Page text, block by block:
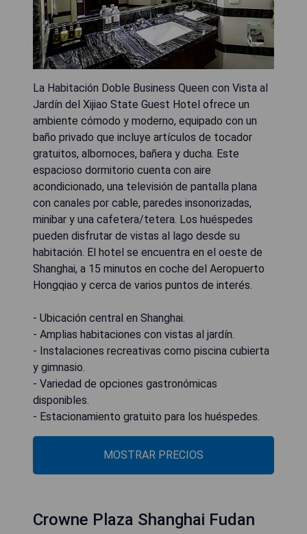
La Habitación Doble Business Queen con Vista al
Jardín del Xijiao State Guest Hotel ofrece un
ambiente cómodo y moderno, equipado con un
baño privado que incluye artículos de tocador
gratuitos, albornoces, bañera y ducha. Este
espacioso dormitorio cuenta con aire
acondicionado, una televisión de pantalla plana
con canales por cable, paredes insonorizadas,
minibar y una cafetera/tetera. Los huéspedes
pueden disfrutar de vistas al lago desde su
habitación. El hotel se encuentra en el oeste de
Shanghai, a 15 minutos en coche del Aeropuerto
Hongqiao y cerca de varios puntos de interés.
- Ubicación central en Shanghai.
- Amplias habitaciones con vistas al jardín.
- Instalaciones recreativas como piscina cubierta
y gimnasio.
- Variedad de opciones gastronómicas
disponibles.
- Estacionamiento gratuito para los huéspedes.
MOSTRAR PRECIOS
Crowne Plaza Shanghai Fudan